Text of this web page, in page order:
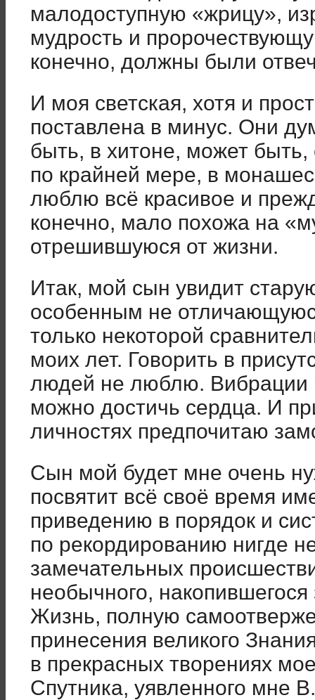
малодоступную «жрицу»,
мудрость и
конечно, должны были
И моя светская, хотя и
поставлена в минус. Они
быть, в хитоне, может
по крайней мере, в
люблю всё красивое и
конечно, мало похожа на
отрешившуюся от жизни.
Итак, мой сын увидит
особенным не
только некоторой
моих лет. Говорить в
людей не люблю. Вибрации
можно достичь сердца. И
личностях предпочитаю
Сын мой будет мне очень
посвятит всё своё время
приведению в порядок и
по рекордированию нигде
замечательных
необычного,
Жизнь, полную
принесения великого
в прекрасных творениях
Спутника, уявленного мне